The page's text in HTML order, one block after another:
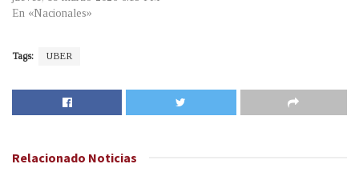
En «Nacionales»
Tags: UBER
Relacionado Noticias